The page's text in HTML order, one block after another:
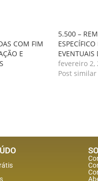
COM FIM
E
5.500 –
EVENTUAIS
fevereiro 2,
Post similar